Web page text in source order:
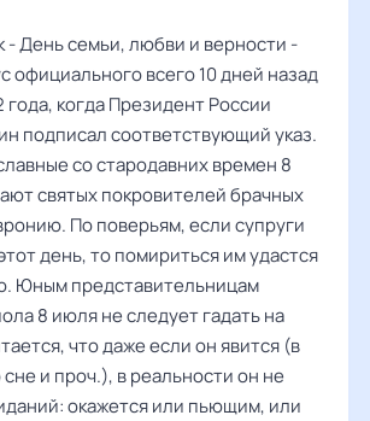
- День семьи, любви и верности -
официального всего 10 дней назад
когда Президент России
подписал соответствующий указ.
со стародавних времен 8
святых покровителей брачных
По поверьям, если супруги
день, то помириться им удастся
Юным представительницам
8 июля не следует гадать на
что даже если он явится (в
и проч.), в реальности он не
окажется или пьющим, или